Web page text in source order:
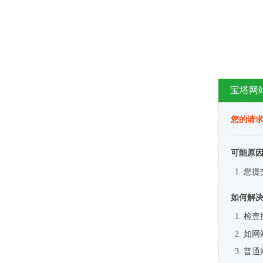
宝塔网
您的请
可能原
您提
如何解
检查
如网
普通